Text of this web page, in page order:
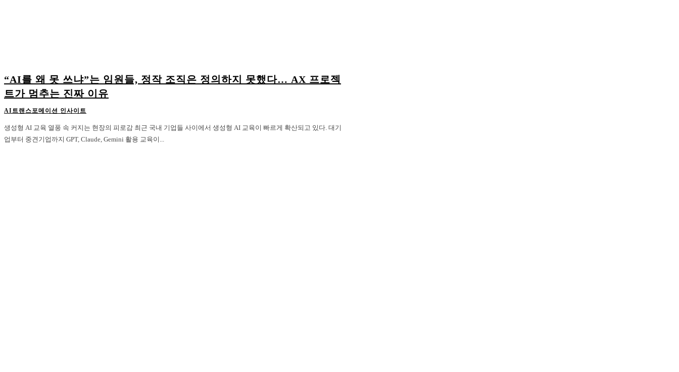
“AI를 왜 못 쓰냐”는 임원들, 정작 조직은 정의하지 못했다… AX 프로젝
트가 멈추는 진짜 이유
AI트랜스포메이션 인사이트
생성형 AI 교육 열풍 속 커지는 현장의 피로감 최근 국내 기업들 사이에서 생성형 AI 교육이 빠르게 확산되고 있다. 대기
업부터 중견기업까지 GPT, Claude, Gemini 활용 교육이...